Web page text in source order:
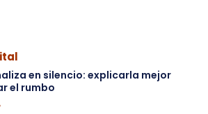
en silencio: explicarla mejor
el rumbo